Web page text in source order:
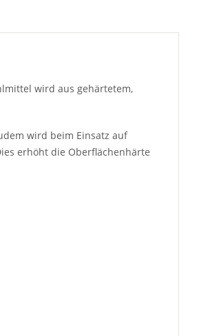
wird aus gehärtetem,
wird beim Einsatz auf
erhöht die Oberflächenhärte